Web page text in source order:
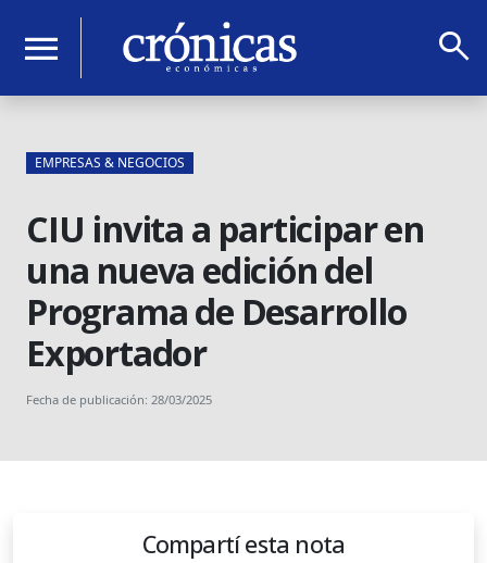
menu search
EMPRESAS & NEGOCIOS
CIU invita a participar en
una nueva edición del
Programa de Desarrollo
Exportador
Fecha de publicación: 28/03/2025
Compartí esta nota